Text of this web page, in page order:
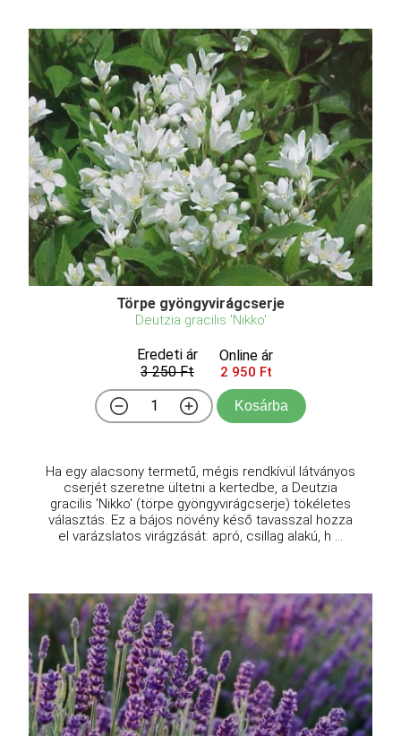
Törpe gyöngyvirágcserje
Deutzia gracilis 'Nikko'
Eredeti ár
3 250 Ft
Online ár
2 950 Ft
Kosárba
Ha egy alacsony termetű, mégis rendkívül látványos
cserjét szeretne ültetni a kertedbe, a Deutzia
gracilis 'Nikko' (törpe gyöngyvirágcserje) tökéletes
választás. Ez a bájos növény késő tavasszal hozza
el varázslatos virágzását: apró, csillag alakú, h ...